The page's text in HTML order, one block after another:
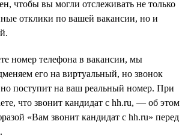
чтобы вы могли отслеживать не только
отклики по вашей вакансии, но и
номер телефона в вакансии, мы
его на виртуальный, но звонок
поступит на ваш реальный номер. При
что звонит кандидат с hh.ru, — об этом
«Вам звонит кандидат с hh.ru» перед